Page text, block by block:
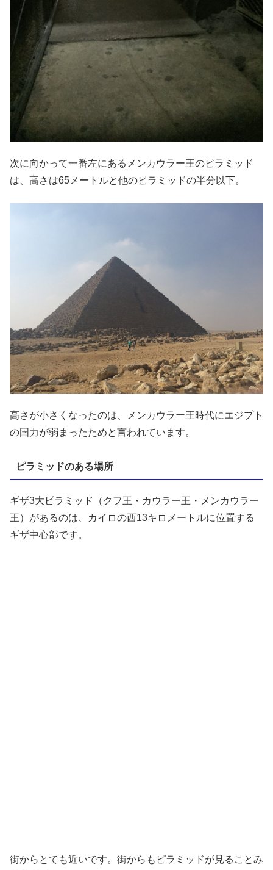
次に向かって一番左にあるメンカウラー王のピラミッド
は、高さは65メートルと他のピラミッドの半分以下。
高さが小さくなったのは、メンカウラー王時代にエジプト
の国力が弱まったためと言われています。
ピラミッドのある場所
ギザ3大ピラミッド（クフ王・カウラー王・メンカウラー
王）があるのは、カイロの西13キロメートルに位置する
ギザ中心部です。
街からとても近いです。街からもピラミッドが見ることみ